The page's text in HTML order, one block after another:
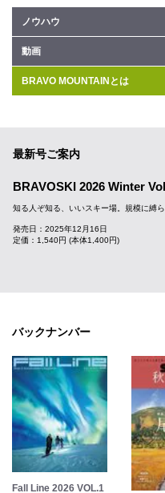
ノウハウ
動画
BRAVO MOUNTAINとは
最新号ご案内
BRAVOSKI 2026 Winter
知る人ぞ知る、いいスキー場。規模に縛
発売日：2025年12月16日
定価：1,540円 (本体1,400円)
バックナンバー
Fall Line 2026 VOL.1